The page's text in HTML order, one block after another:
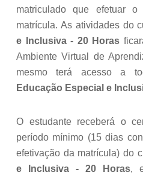
matriculado que efetuar
matrícula. As atividades do
e Inclusiva - 20 Horas
Ambiente Virtual de
mesmo terá acesso a
Educação Especial e
O estudante receberá o
período mínimo (15 dias
efetivação da matrícula) do
e Inclusiva - 20 Horas,